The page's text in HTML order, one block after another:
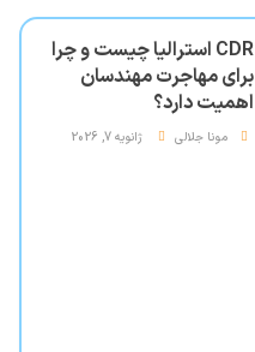
CDR استرالیا چیست و چرا
برای مهاجرت مهندسان
اهمیت دارد؟
مونا جلالی ژانویه 7, 2026